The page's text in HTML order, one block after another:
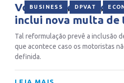
BUSINESS , DPVAT ,
Volta do seguro
inclui nova multa
Tal reformulação prevê a inclusão
que acontece caso os motoristas
definida.